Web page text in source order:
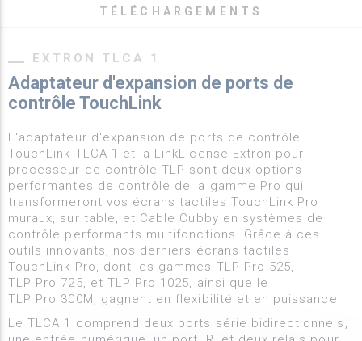
TÉLÉCHARGEMENTS
EXTRON TLCA 1
Adaptateur d'expansion de ports de
contrôle TouchLink
L'adaptateur d'expansion de ports de contrôle
TouchLink TLCA 1 et la LinkLicense Extron pour
processeur de contrôle TLP sont deux options
performantes de contrôle de la gamme Pro qui
transformeront vos écrans tactiles TouchLink Pro
muraux, sur table, et Cable Cubby en systèmes de
contrôle performants multifonctions. Grâce à ces
outils innovants, nos derniers écrans tactiles
TouchLink Pro, dont les gammes TLP Pro 525,
TLP Pro 725, et TLP Pro 1025, ainsi que le
TLP Pro 300M, gagnent en flexibilité et en puissance.
Le TLCA 1 comprend deux ports série bidirectionnels,